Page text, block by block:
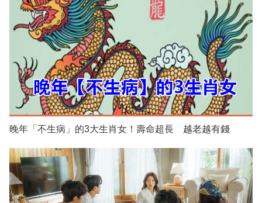
晚年「不生病」的3大生肖女！壽命超長 越老越有錢